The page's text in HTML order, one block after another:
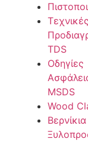
Τεχνικές
TDS
Οδηγίες
MSDS
Wood
Βερνίκια